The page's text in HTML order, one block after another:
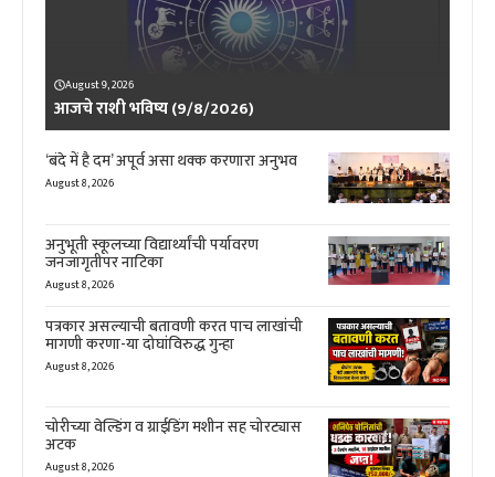
August 9, 2026
आजचे राशी भविष्य (9/8/2026)
‘बंदे में है दम’ अपूर्व असा थक्क करणारा अनुभव
August 8, 2026
अनुभूती स्कूलच्या विद्यार्थ्यांची पर्यावरण
जनजागृतीपर नाटिका
August 8, 2026
पत्रकार असल्याची बतावणी करत पाच लाखांची
मागणी करणा-या दोघांविरुद्ध गुन्हा
August 8, 2026
चोरीच्या वेल्डिंग व ग्राईडिंग मशीन सह चोरट्यास
अटक
August 8, 2026